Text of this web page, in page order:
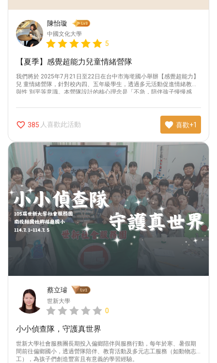
陳怡璇
中國文化大學
5
【夏季】感覺超能力兒童情緒營隊
我們將於 2025年7月21日至22日在台中市海墘國小舉辦【感覺超能力】
兒 童情緒營隊，針對校內四、五年級學生，透過多元活動促進情緒教育
與性 別平等意識。本營隊設計的核心理念是「不急，陪伴孩子慢慢感
節能力。
favorite_border 385 人喜歡此活動 favorite 喜歡+1
蔡立璿
世新大學
0
小小偵查隊，守護真世界
世新大學社會服務團長期投入偏鄉陪伴與服務行動，每年於寒、暑假期
間前往偏鄉國小，透過營隊陪伴、教育活動及多元志工服務（如動物志
工），為孩子們創造豐富且有意義的學習經驗。